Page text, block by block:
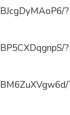
?
?